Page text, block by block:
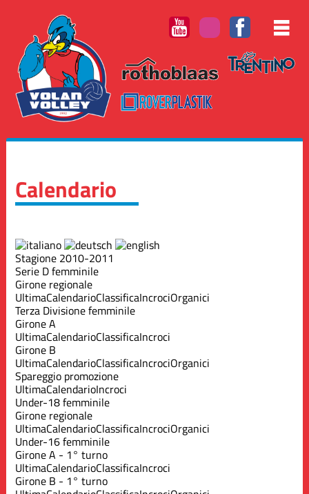
Calendario
Stagione 2010-2011
Serie D femminile
Girone regionale
UltimaCalendarioClassificaIncrociOrganici
Terza Divisione femminile
Girone A
UltimaCalendarioClassificaIncroci
Girone B
UltimaCalendarioClassificaIncrociOrganici
Spareggio promozione
UltimaCalendarioIncroci
Under-18 femminile
Girone regionale
UltimaCalendarioClassificaIncrociOrganici
Under-16 femminile
Girone A - 1° turno
UltimaCalendarioClassificaIncroci
Girone B - 1° turno